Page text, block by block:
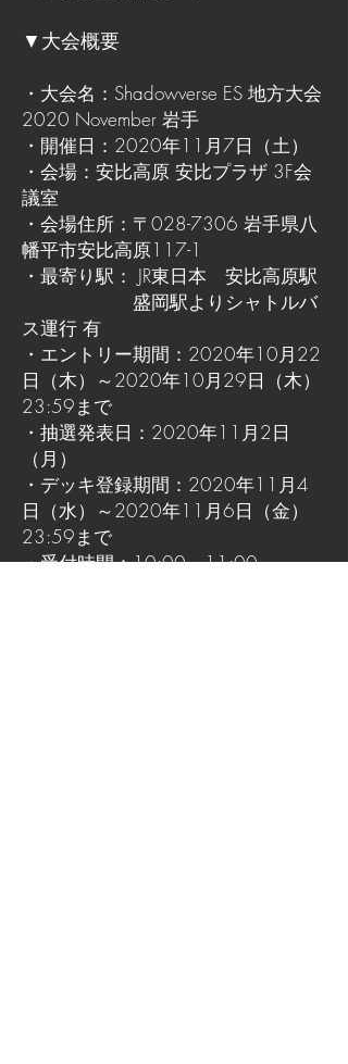
▼大会概要
・大会名：Shadowverse ES 地方大会
2020 November 岩手
・開催日：2020年11月7日（土）
・会場：安比高原 安比プラザ 3F会
議室
・会場住所：〒028-7306 岩手県八
幡平市安比高原117-1
・最寄り駅： JR東日本 安比高原駅
盛岡駅よりシャトルバ
ス運行 有
・エントリー期間：2020年10月22
日（木）～2020年10月29日（木）
23:59まで
・抽選発表日：2020年11月2日
（月）
・デッキ登録期間：2020年11月4
日（水）～2020年11月6日（金）
23:59まで
・受付時間：10:00～11:00